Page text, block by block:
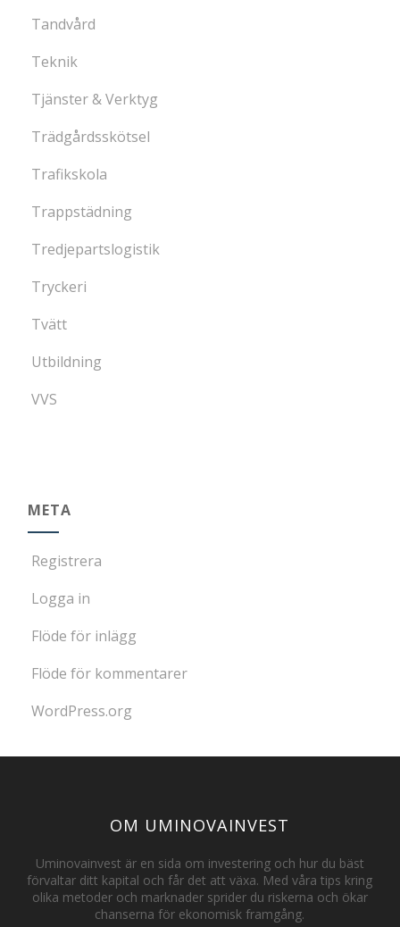
Tandvård
Teknik
Tjänster & Verktyg
Trädgårdsskötsel
Trafikskola
Trappstädning
Tredjepartslogistik
Tryckeri
Tvätt
Utbildning
VVS
META
Registrera
Logga in
Flöde för inlägg
Flöde för kommentarer
WordPress.org
OM UMINOVAINVEST
Uminovainvest är en sida om investering och hur du bäst
förvaltar ditt kapital och får det att växa. Med våra tips kring
olika metoder och marknader sprider du riskerna och ökar
chanserna för ekonomisk framgång.